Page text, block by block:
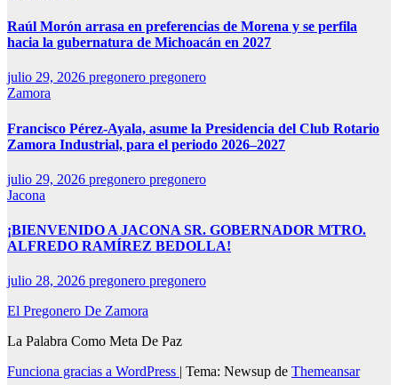
Raúl Morón arrasa en preferencias de Morena y se perfila
hacia la gubernatura de Michoacán en 2027
julio 29, 2026 pregonero pregonero
Zamora
Francisco Pérez-Ayala, asume la Presidencia del Club Rotario
Zamora Industrial, para el periodo 2026–2027
julio 29, 2026 pregonero pregonero
Jacona
¡BIENVENIDO A JACONA SR. GOBERNADOR MTRO.
ALFREDO RAMÍREZ BEDOLLA!
julio 28, 2026 pregonero pregonero
El Pregonero De Zamora
La Palabra Como Meta De Paz
Funciona gracias a WordPress | Tema: Newsup de Themeansar